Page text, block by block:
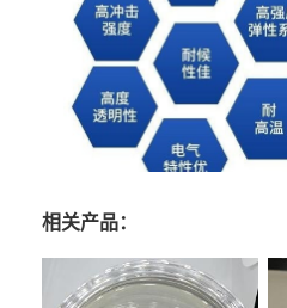
相关产品：